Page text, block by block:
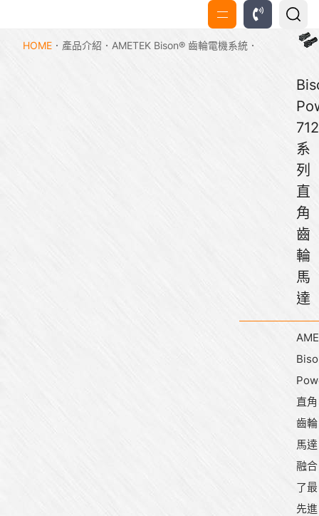
HOME 產品介紹 AMETEK Bison® 齒輪電機系統
712
系
列
直
角
齒
輪
馬
達
直角
齒輪
馬達
融合
了最
先進